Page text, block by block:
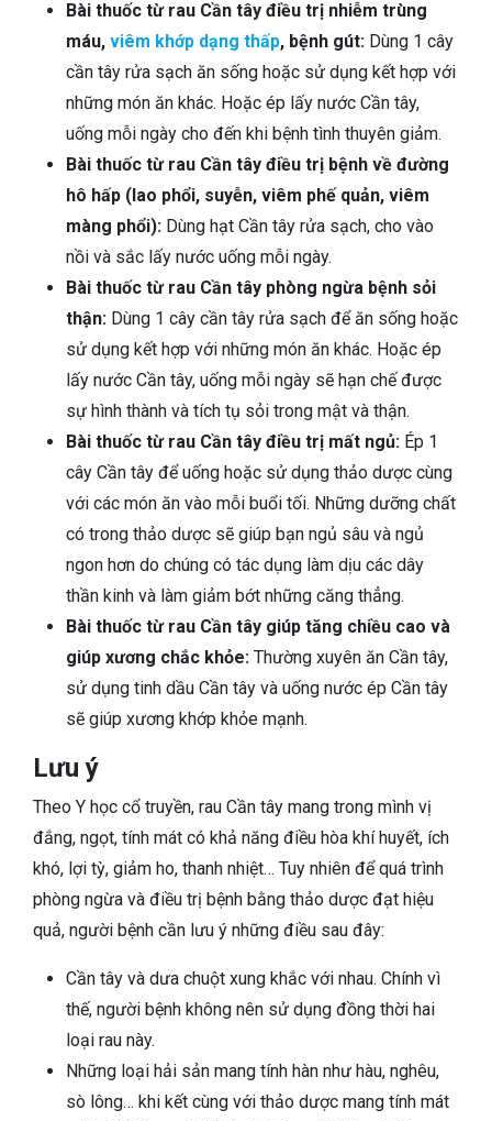
Bài thuốc từ rau Cần tây điều trị nhiễm trùng
máu, viêm khớp dạng thấp, bệnh gút: Dùng 1 cây
cần tây rửa sạch ăn sống hoặc sử dụng kết hợp với
những món ăn khác. Hoặc ép lấy nước Cần tây,
uống mỗi ngày cho đến khi bệnh tình thuyên giảm.
Bài thuốc từ rau Cần tây điều trị bệnh về đường
hô hấp (lao phổi, suyễn, viêm phế quản, viêm
màng phổi): Dùng hạt Cần tây rửa sạch, cho vào
nồi và sắc lấy nước uống mỗi ngày.
Bài thuốc từ rau Cần tây phòng ngừa bệnh sỏi
thận: Dùng 1 cây cần tây rửa sạch để ăn sống hoặc
sử dụng kết hợp với những món ăn khác. Hoặc ép
lấy nước Cần tây, uống mỗi ngày sẽ hạn chế được
sự hình thành và tích tụ sỏi trong mật và thận.
Bài thuốc từ rau Cần tây điều trị mất ngủ: Ép 1
cây Cần tây để uống hoặc sử dụng thảo dược cùng
với các món ăn vào mỗi buổi tối. Những dưỡng chất
có trong thảo dược sẽ giúp bạn ngủ sâu và ngủ
ngon hơn do chúng có tác dụng làm dịu các dây
thần kinh và làm giảm bớt những căng thẳng.
Bài thuốc từ rau Cần tây giúp tăng chiều cao và
giúp xương chắc khỏe: Thường xuyên ăn Cần tây,
sử dụng tinh dầu Cần tây và uống nước ép Cần tây
sẽ giúp xương khớp khỏe mạnh.
Lưu ý
Theo Y học cổ truyền, rau Cần tây mang trong mình vị
đắng, ngọt, tính mát có khả năng điều hòa khí huyết, ích
khó, lợi tỳ, giảm ho, thanh nhiệt… Tuy nhiên để quá trình
phòng ngừa và điều trị bệnh bằng thảo dược đạt hiệu
quả, người bệnh cần lưu ý những điều sau đây:
Cần tây và dưa chuột xung khắc với nhau. Chính vì
thế, người bệnh không nên sử dụng đồng thời hai
loại rau này.
Những loại hải sản mang tính hàn như hàu, nghêu,
sò lông… khi kết cùng với thảo dược mang tính mát